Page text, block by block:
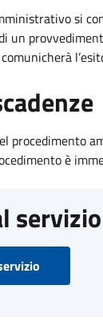
si
un
procedimento
è
servizio